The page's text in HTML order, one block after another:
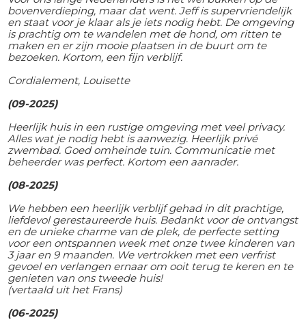
bovenverdieping, maar dat went. Jeff is supervriendelijk
en staat voor je klaar als je iets nodig hebt. De omgeving
is prachtig om te wandelen met de hond, om ritten te
maken en er zijn mooie plaatsen in de buurt om te
bezoeken. Kortom, een fijn verblijf.
Cordialement, Louisette
(09-2025)
Heerlijk huis in een rustige omgeving met veel privacy.
Alles wat je nodig hebt is aanwezig. Heerlijk privé
zwembad. Goed omheinde tuin. Communicatie met
beheerder was perfect. Kortom een aanrader.
(08-2025)
We hebben een heerlijk verblijf gehad in dit prachtige,
liefdevol gerestaureerde huis. Bedankt voor de ontvangst
en de unieke charme van de plek, de perfecte setting
voor een ontspannen week met onze twee kinderen van
3 jaar en 9 maanden. We vertrokken met een verfrist
gevoel en verlangen ernaar om ooit terug te keren en te
genieten van ons tweede huis!
(vertaald uit het Frans)
(06-2025)